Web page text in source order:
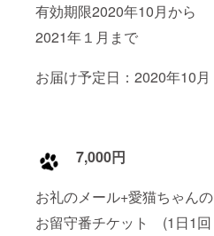
有効期限2020年10月から
2021年１月まで
お届け予定日：2020年10月
7,000円
お礼のメール+愛猫ちゃんの
お留守番チケット (1日1回